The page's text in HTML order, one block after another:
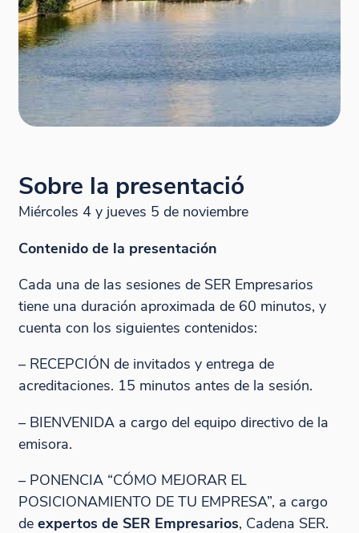
Sobre la presentació
Miércoles 4 y jueves 5 de noviembre
Contenido de la presentación
Cada una de las sesiones de SER Empresarios
tiene una duración aproximada de 60 minutos, y
cuenta con los siguientes contenidos:
– RECEPCIÓN de invitados y entrega de
acreditaciones. 15 minutos antes de la sesión.
– BIENVENIDA a cargo del equipo directivo de la
emisora.
– PONENCIA “C´ÓMO MEJORAR EL
POSICIONAMIENTO DE TU EMPRESA”, a cargo
de expertos de SER Empresarios, Cadena SER.